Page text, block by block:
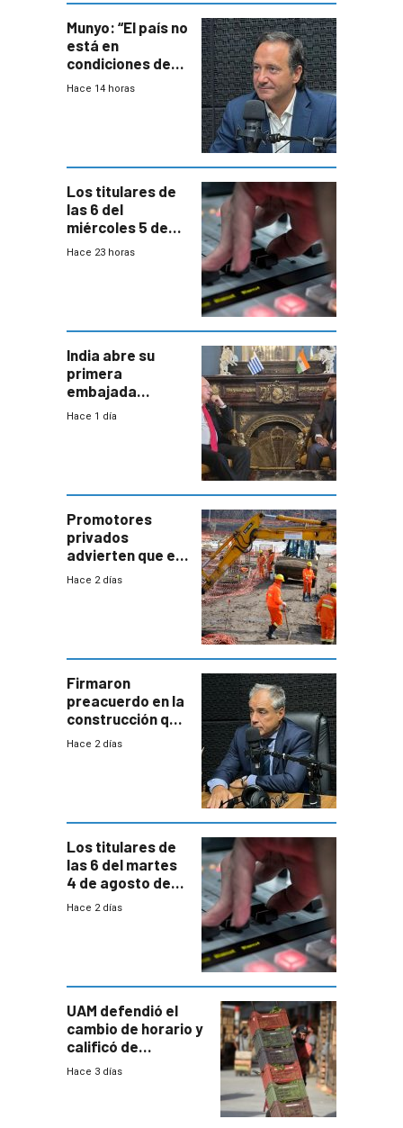
Munyo: “El país no
está en
condiciones de
enfrentar una
Hace 14 horas
Los titulares de
las 6 del
miércoles 5 de
agosto de 2026
Hace 23 horas
India abre su
primera
embajada
residente en
enorme
potencial
Hace 1 día
Promotores
privados
advierten que el
nuevo convenio
a revisar
proyectos
Hace 2 días
Firmaron
preacuerdo en la
construcción que
comprende
Hace 2 días
Los titulares de
las 6 del martes
4 de agosto de
2026
Hace 2 días
UAM defendió el
cambio de horario y
calificó de
“desproporcionado”
Hace 3 días